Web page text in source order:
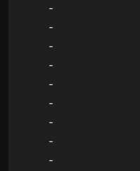
-
-
-
-
-
-
-
-
-